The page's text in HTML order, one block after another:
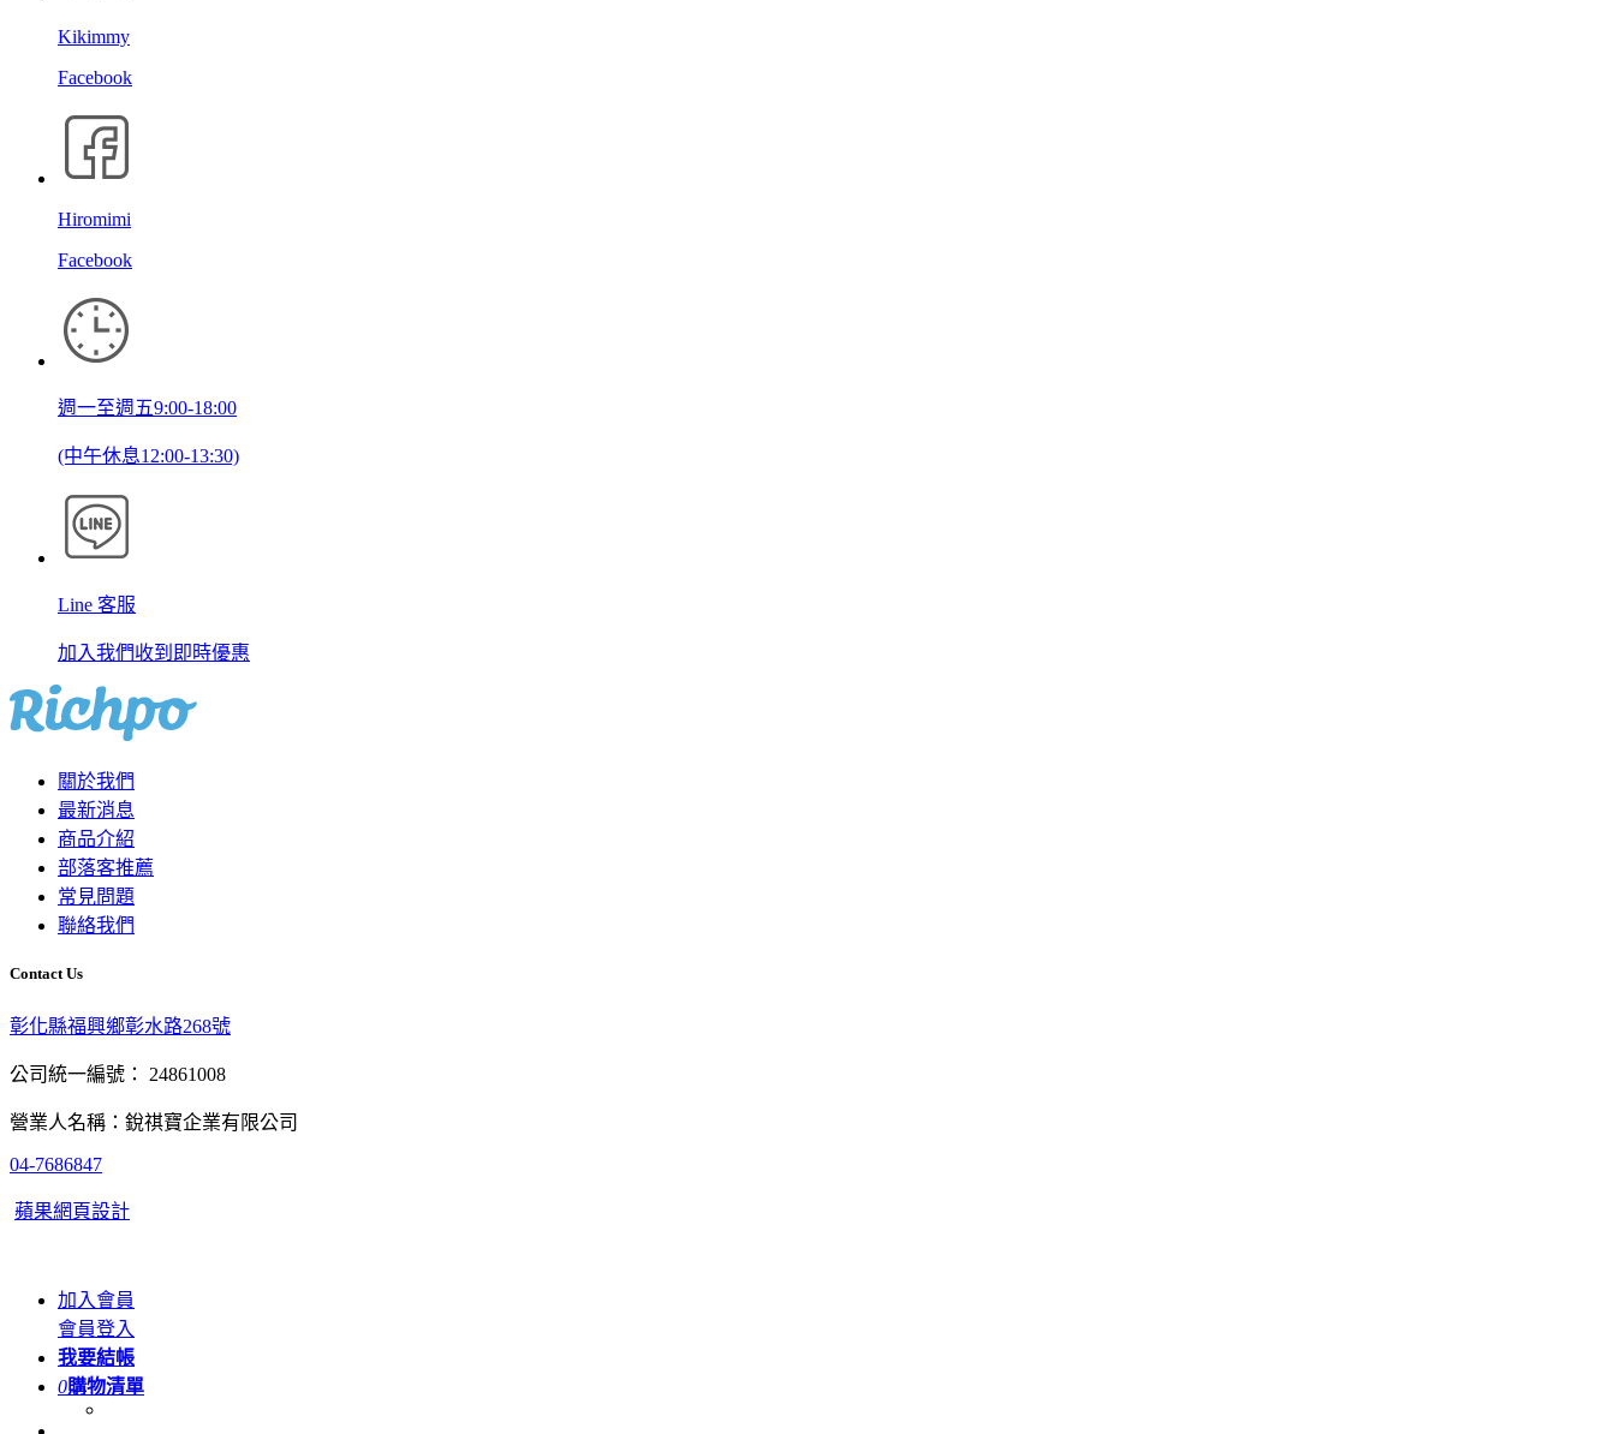
Kikimmy
Facebook
Hiromimi
Facebook
週一至週五9:00-18:00
(中午休息12:00-13:30)
Line 客服
加入我們收到即時優惠
關於我們
最新消息
商品介紹
部落客推薦
常見問題
聯絡我們
Contact Us
彰化縣福興鄉彰水路268號
公司統一編號： 24861008
營業人名稱：銳祺寶企業有限公司
04-7686847
蘋果網頁設計
加入會員
會員登入
我要結帳
0購物清單